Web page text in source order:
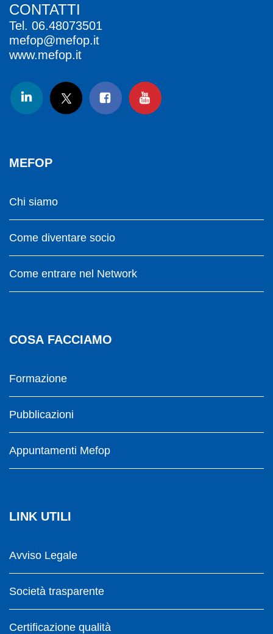
CONTATTI
Tel. 06.48073501
mefop@mefop.it
www.mefop.it
MEFOP
Chi siamo
Come diventare socio
Come entrare nel Network
COSA FACCIAMO
Formazione
Pubblicazioni
Appuntamenti Mefop
LINK UTILI
Avviso Legale
Società trasparente
Certificazione qualità